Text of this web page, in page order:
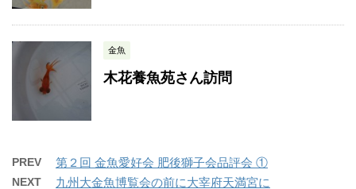
金魚
木花養魚苑さん訪問
PREV 第２回 金魚愛好会 肥後獅子会品評会 ①
NEXT 九州大金魚博覧会の前に大宰府天満宮に